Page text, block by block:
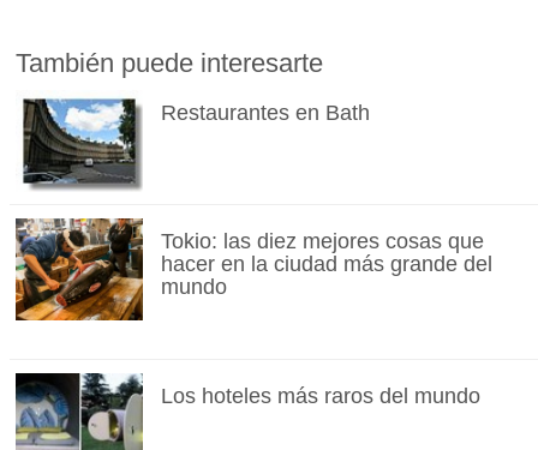
También puede interesarte
Restaurantes en Bath
Tokio: las diez mejores cosas que
hacer en la ciudad más grande del
mundo
Los hoteles más raros del mundo